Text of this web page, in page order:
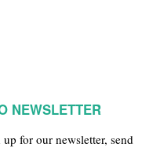
NEWSLETTER
for our newsletter, send